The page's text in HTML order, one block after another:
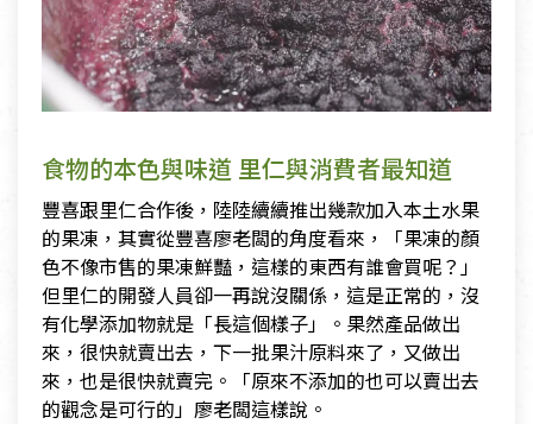
食物的本色與味道 里仁與消費者最知道
豐喜跟里仁合作後，陸陸續續推出幾款加入本土水果
的果凍，其實從豐喜廖老闆的角度看來，「果凍的顏
色不像市售的果凍鮮豔，這樣的東西有誰會買呢？」
但里仁的開發人員卻一再說沒關係，這是正常的，沒
有化學添加物就是「長這個樣子」。果然產品做出
來，很快就賣出去，下一批果汁原料來了，又做出
來，也是很快就賣完。「原來不添加的也可以賣出去
的觀念是可行的」廖老闆這樣說。